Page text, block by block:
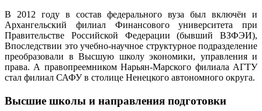
В 2012 году в состав федерального вуза был включён и
Архангельский филиал Финансового университета при
Правительстве Российской Федерации (бывший ВЗФЭИ),
Впоследствии это учебно-научное структурное подразделение
преобразовали в Высшую школу экономики, управления и
права. А правопреемником Нарьян-Марского филиала АГТУ
стал филиал САФУ в столице Ненецкого автономного округа.
Высшие школы и направления подготовки